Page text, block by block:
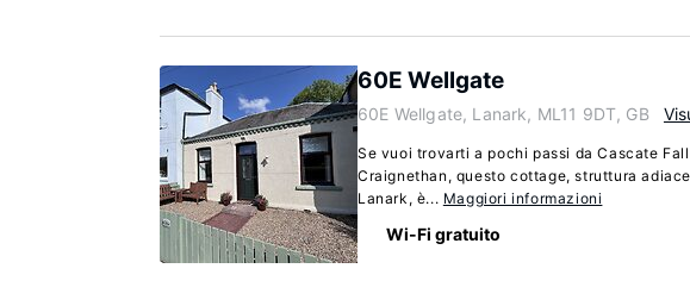
60E Wellgate
60E Wellgate, Lanark, ML11 9DT, GB
Se vuoi trovarti a pochi passi da Cascate
Craignethan, questo cottage, struttura
Lanark, è... Maggiori informazioni
Wi-Fi gratuito